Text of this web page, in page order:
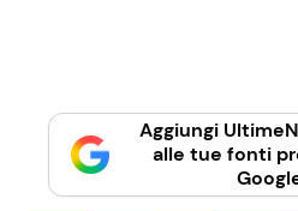
Aggiungi
alle tue fonti